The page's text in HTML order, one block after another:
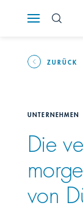
Polska
Suomi
Sverige
ZURÜCK
UNTERNEHMEN
Die
von